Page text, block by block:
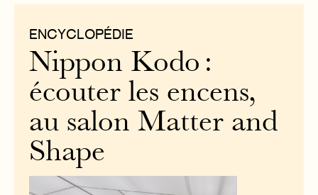
ENCYCLOPÉDIE
Nippon Kodo :
écouter les encens,
au salon Matter and
Shape